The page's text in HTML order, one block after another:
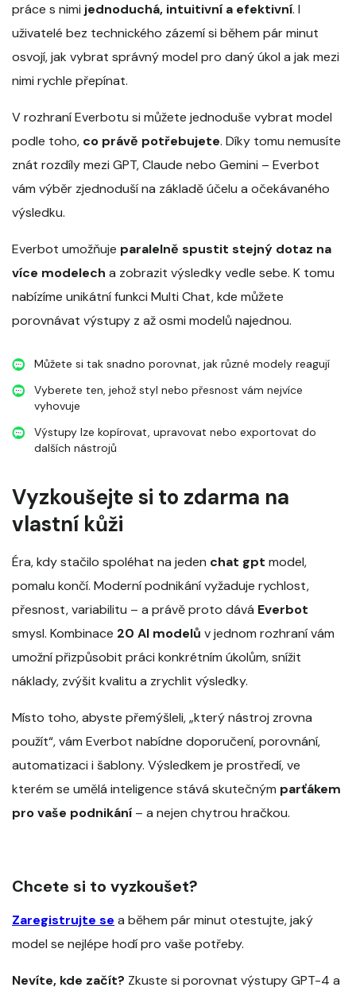
práce s nimi jednoduchá, intuitivní a efektivní. I
uživatelé bez technického zázemí si během pár minut
osvojí, jak vybrat správný model pro daný úkol a jak mezi
nimi rychle přepínat.
V rozhraní Everbotu si můžete jednoduše vybrat model
podle toho, co právě potřebujete. Díky tomu nemusíte
znát rozdíly mezi GPT, Claude nebo Gemini – Everbot
vám výběr zjednoduší na základě účelu a očekávaného
výsledku.
Everbot umožňuje paralelně spustit stejný dotaz na
více modelech a zobrazit výsledky vedle sebe. K tomu
nabízíme unikátní funkci Multi Chat, kde můžete
porovnávat výstupy z až osmi modelů najednou.
Můžete si tak snadno porovnat, jak různé modely reagují
Vyberete ten, jehož styl nebo přesnost vám nejvíce
vyhovuje
Výstupy lze kopírovat, upravovat nebo exportovat do
dalších nástrojů
Vyzkoušejte si to zdarma na
vlastní kůži
Éra, kdy stačilo spoléhat na jeden chat gpt model,
pomalu končí. Moderní podnikání vyžaduje rychlost,
přesnost, variabilitu – a právě proto dává Everbot
smysl. Kombinace 20 AI modelů v jednom rozhraní vám
umožní přizpůsobit práci konkrétním úkolům, snížit
náklady, zvýšit kvalitu a zrychlit výsledky.
Místo toho, abyste přemýšleli, „který nástroj zrovna
použít“, vám Everbot nabídne doporučení, porovnání,
automatizaci i šablony. Výsledkem je prostředí, ve
kterém se umělá inteligence stává skutečným parťákem
pro vaše podnikání – a nejen chytrou hračkou.
Chcete si to vyzkoušet?
Zaregistrujte se a během pár minut otestujte, jaký
model se nejlépe hodí pro vaše potřeby.
Nevíte, kde začít? Zkuste si porovnat výstupy GPT-4 a